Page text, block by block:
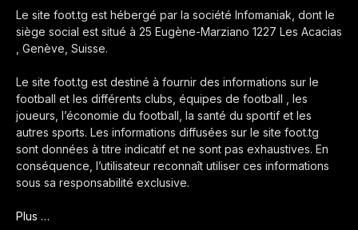
Le site foot.tg est hébergé par la société Infomaniak, dont le
siège social est situé à 25 Eugène-Marziano 1227 Les Acacias
, Genève, Suisse.
Le site foot.tg est destiné à fournir des informations sur le
football et les différents clubs, équipes de football , les
joueurs, l’économie du football, la santé du sportif et les
autres sports. Les informations diffusées sur le site foot.tg
sont données à titre indicatif et ne sont pas exhaustives. En
conséquence, l’utilisateur reconnaît utiliser ces informations
sous sa responsabilité exclusive.
Plus …